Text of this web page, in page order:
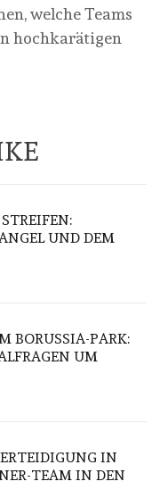
welche Teams
hochkarätigen
UND DEM
BORUSSIA-PARK:
UM
IN
TEAM IN DEN